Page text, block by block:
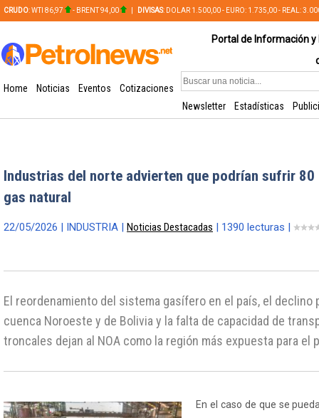
CRUDO: WTI 86,97 - BRENT 94,00 DIVISAS: DOLAR 1.500,00 - EURO: 1.735,00 - REAL:
Portal de Información
Home Noticias Eventos
Cotizaciones
Newsletter
Estadísticas
Industrias del norte advierten que podrían sufrir
gas natural
22/05/2026 | INDUSTRIA | Noticias Destacadas | 1390 lecturas |
El reordenamiento del sistema gasífero en el país, el declino
cuenca Noroeste y de Bolivia y la falta de capacidad de
troncales dejan al NOA como la región más expuesta para el
En el caso de que se